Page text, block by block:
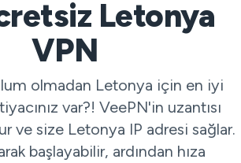
Letonya
VPN
olmadan Letonya için en iyi
var?! VeePN'in uzantısı
ve size Letonya IP adresi sağlar.
başlayabilir, ardından hıza